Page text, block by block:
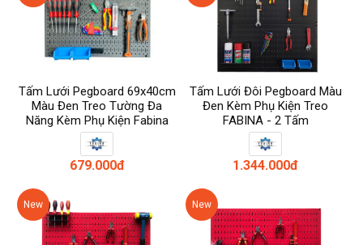
Tấm Lưới Pegboard 69x40cm
Màu Đen Treo Tường Đa
Năng Kèm Phụ Kiện Fabina
679.000đ
Tấm Lưới Đôi Pegboard Màu
Đen Kèm Phụ Kiện Treo
FABINA - 2 Tấm
1.344.000đ
New New